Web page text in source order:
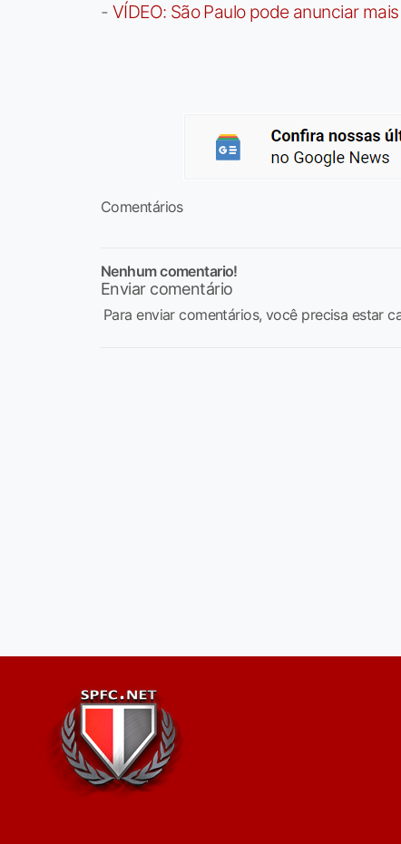
- VÍDEO: São Paulo pode anunciar
Comentários
Nenhum comentario!
Enviar comentário
Para enviar comentários, você precisa estar